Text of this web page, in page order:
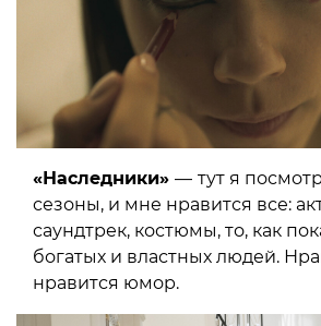
«Наследники» — тут я
сезоны, и мне нравится все:
саундтрек, костюмы, то, как
богатых и властных людей.
нравится юмор.